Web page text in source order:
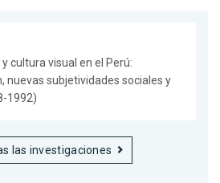
cultura visual en el Perú:
nuevas subjetividades sociales y
1992)
las investigaciones